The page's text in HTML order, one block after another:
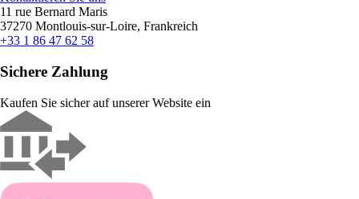
11 rue Bernard Maris
37270 Montlouis-sur-Loire, Frankreich
+33 1 86 47 62 58
Sichere Zahlung
Kaufen Sie sicher auf unserer Website ein